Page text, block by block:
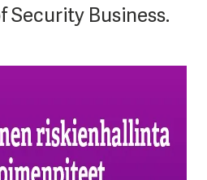
Security Business.